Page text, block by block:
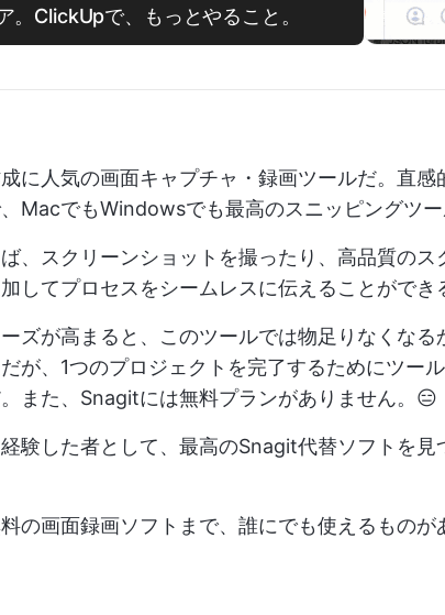
。ClickUpで、もっとやること。
に人気の画面キャプチャ・録画ツールだ。直感
MacでもWindowsでも最高のスニッピングツー
、スクリーンショットを撮ったり、高品質のス
してプロセスをシームレスに伝えることができ
ズが高まると、このツールでは物足りなくなる
が、1つのプロジェクトを完了するためにツー
また、Snagitには無料プランがありません。😑
験した者として、最高のSnagit代替ソフトを見
の画面録画ソフトまで、誰にでも使えるものが